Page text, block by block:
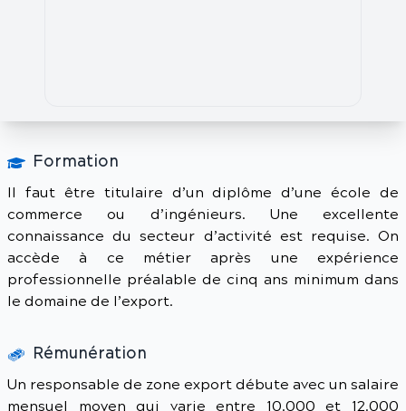
Formation
Il faut être titulaire d’un diplôme d’une école de
commerce ou d’ingénieurs. Une excellente
connaissance du secteur d’activité est requise. On
accède à ce métier après une expérience
professionnelle préalable de cinq ans minimum dans
le domaine de l’export.
Rémunération
Un responsable de zone export débute avec un salaire
mensuel moyen qui varie entre 10.000 et 12.000